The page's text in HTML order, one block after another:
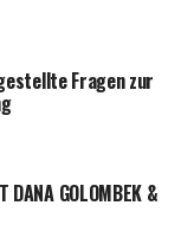
Fra­gen zur
DANA GOLOMBEK &